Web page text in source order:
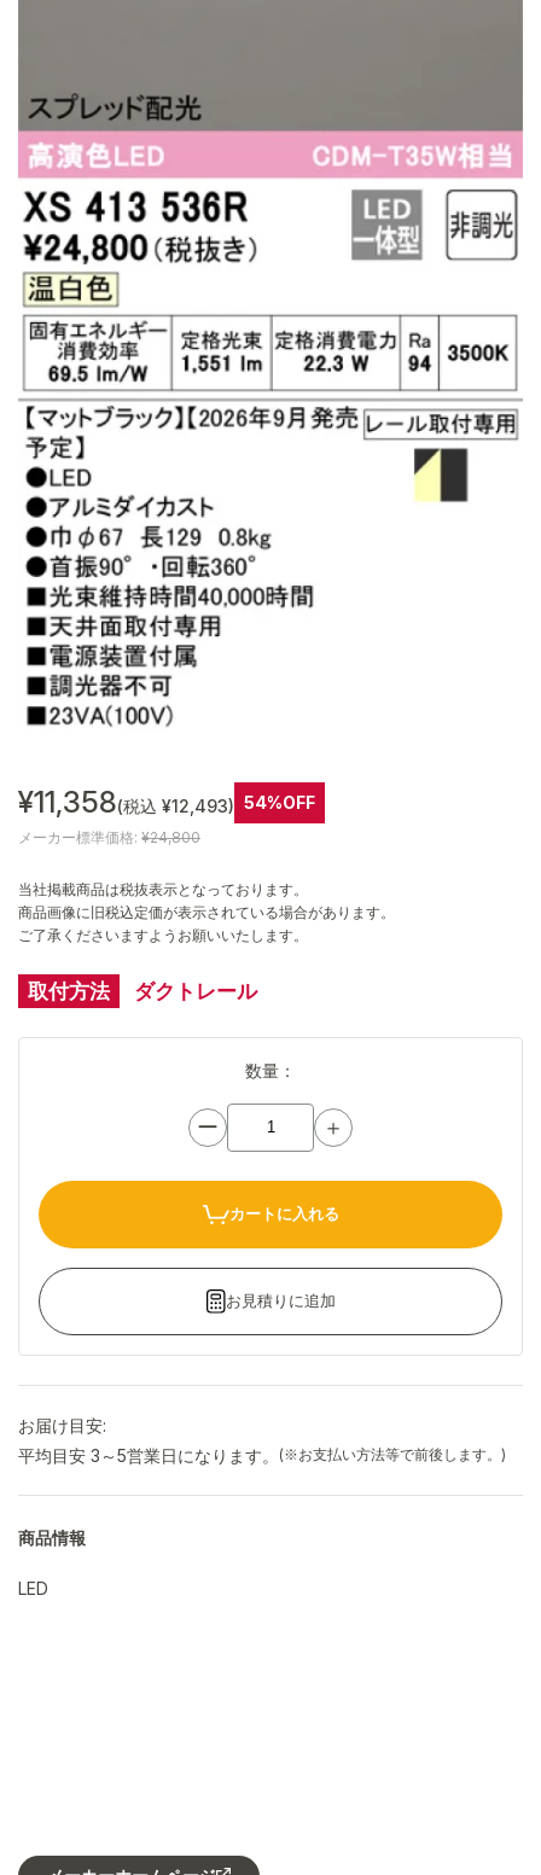
¥11,358(税込 ¥12,493) 54%OFF
メーカー標準価格: ¥24,800
当社掲載商品は税抜表示となっております。
商品画像に旧税込定価が表示されている場合があります。
ご了承くださいますようお願いいたします。
取付方法 ダクトレール
数量：
ー ＋
カートに入れる
お見積りに追加
お届け目安:
平均目安 3～5営業日になります。
(※お支払い方法等で前後します。)
商品情報
LED